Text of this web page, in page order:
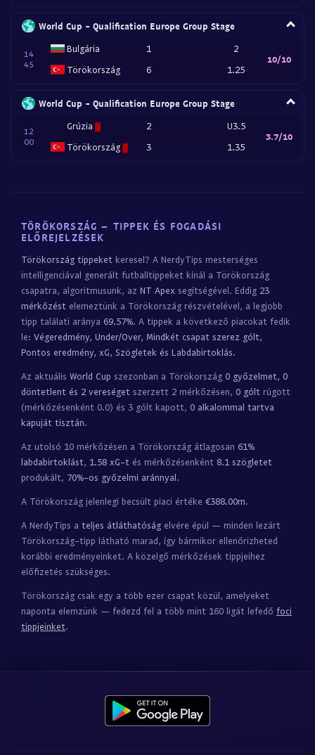
World Cup - Qualification Europe Group Stage
14
45
Bulgária
Törökország
1
6
2
1.25
10/10
World Cup - Qualification Europe Group Stage
12
00
Grúzia
Törökország
2
3
U3.5
1.35
3.7/10
TÖRÖKORSZÁG – TIPPEK ÉS FOGADÁSI
ELŐREJELZÉSEK
Törökország tippeket keresel? A NerdyTips mesterséges
intelligenciával generált futballtippeket kínál a Törökország
csapatra, algoritmusunk, az NT Apex segítségével. Eddig 23
mérkőzést elemeztünk a Törökország részvételével, a legjobb
tipp találati aránya 69.57%. A tippek a következő piacokat fedik
le: Végeredmény, Under/Over, Mindkét csapat szerez gólt,
Pontos eredmény, xG, Szögletek és Labdabirtoklás.
Az aktuális World Cup szezonban a Törökország 0 győzelmet, 0
döntetlent és 2 vereséget szerzett 2 mérkőzésen, 0 gólt rúgott
(mérkőzésenként 0.0) és 3 gólt kapott, 0 alkalommal tartva
kapuját tisztán.
Az utolsó 10 mérkőzésen a Törökország átlagosan 61%
labdabirtoklást, 1.58 xG-t és mérkőzésenként 8.1 szögletet
produkált, 70%-os győzelmi aránnyal.
A Törökország jelenlegi becsült piaci értéke €388.00m.
A NerdyTips a teljes átláthatóság elvére épül — minden lezárt
Törökország-tipp látható marad, így bármikor ellenőrizheted
korábbi eredményeinket. A közelgő mérkőzések tippjeihez
előfizetés szükséges.
Törökország csak egy a több ezer csapat közül, amelyeket
naponta elemzünk — fedezd fel a több mint 160 ligát lefedő foci
tippjeinket.